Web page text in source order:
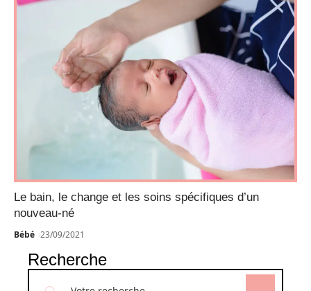
Le bain, le change et les soins spécifiques d’un
nouveau-né
Bébé 23/09/2021
Recherche